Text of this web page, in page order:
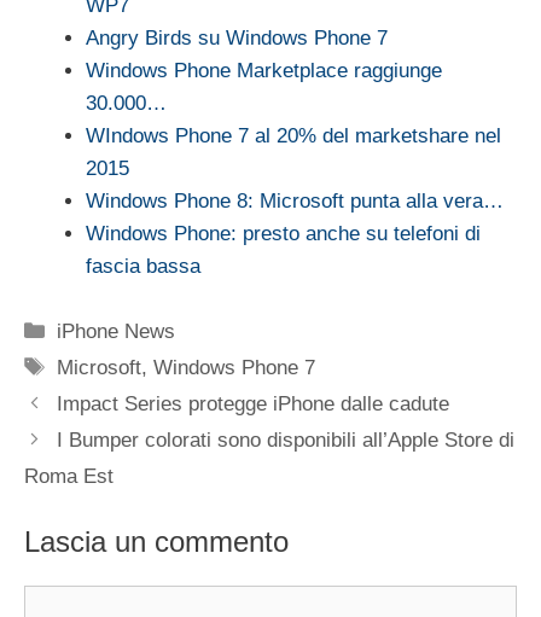
WP7
Angry Birds su Windows Phone 7
Windows Phone Marketplace raggiunge
30.000…
WIndows Phone 7 al 20% del marketshare nel
2015
Windows Phone 8: Microsoft punta alla vera…
Windows Phone: presto anche su telefoni di
fascia bassa
Categorie
iPhone News
Tag
Microsoft,Windows Phone 7
Impact Series protegge iPhone dalle cadute
I Bumper colorati sono disponibili all’Apple Store di
Roma Est
Lascia un commento